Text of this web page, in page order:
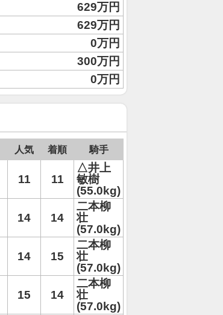
629万円
629万円
0万円
300万円
0万円
人気 着順 騎手
11 11
△井上
敏樹
(55.0kg)
14 14
二本柳
壮
(57.0kg)
14 15
二本柳
壮
(57.0kg)
15 14
二本柳
壮
(57.0kg)